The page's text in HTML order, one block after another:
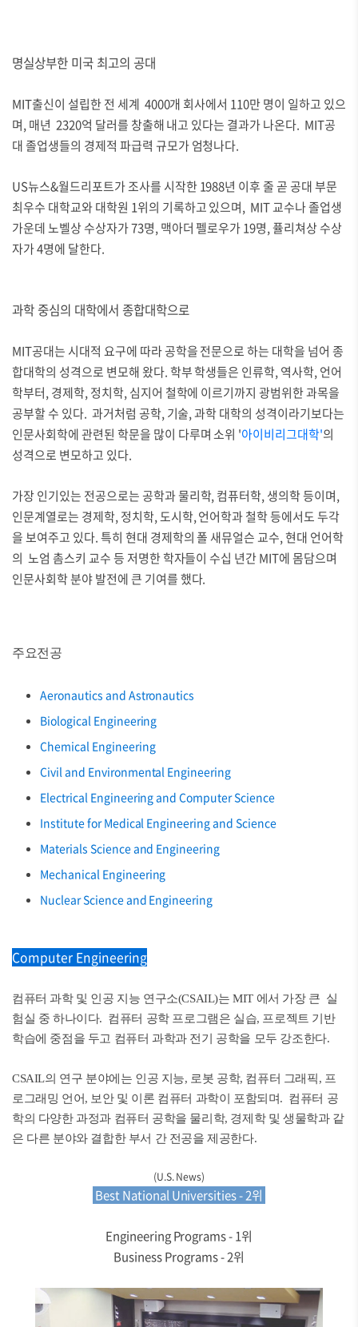
명실상부한 미국 최고의 공대
MIT출신이 설립한 전 세계 4000개 회사에서 110만 명이 일하고 있으
며, 매년 2320억 달러를 창출해 내고 있다는 결과가 나온다. MIT공
대 졸업생들의 경제적 파급력 규모가 엄청나다.
US뉴스&월드리포트가 조사를 시작한 1988년 이후 줄 곧 공대 부문
최우수 대학교와 대학원 1위의 기록하고 있으며, MIT 교수나 졸업생
가운데 노벨상 수상자가 73명, 맥아더 펠로우가 19명, 퓰리쳐상 수상
자가 4명에 달한다.
과학 중심의 대학에서 종합대학으로
MIT공대는 시대적 요구에 따라 공학을 전문으로 하는 대학을 넘어 종
합대학의 성격으로 변모해 왔다. 학부 학생들은 인류학, 역사학, 언어
학부터, 경제학, 정치학, 심지어 철학에 이르기까지 광범위한 과목을
공부할 수 있다. 과거처럼 공학, 기술, 과학 대학의 성격이라기보다는
인문사회학에 관련된 학문을 많이 다루며 소위 '아이비리그대학'의
성격으로 변모하고 있다.
가장 인기있는 전공으로는 공학과 물리학, 컴퓨터학, 생의학 등이며,
인문계열로는 경제학, 정치학, 도시학, 언어학과 철학 등에서도 두각
을 보여주고 있다. 특히 현대 경제학의 폴 새뮤얼슨 교수, 현대 언어학
의 노엄 촘스키 교수 등 저명한 학자들이 수십 년간 MIT에 몸담으며
인문사회학 분야 발전에 큰 기여를 했다.
주요전공
Aeronautics and Astronautics
Biological Engineering
Chemical Engineering
Civil and Environmental Engineering
Electrical Engineering and Computer Science
Institute for Medical Engineering and Science
Materials Science and Engineering
Mechanical Engineering
Nuclear Science and Engineering
Computer Engineering
컴퓨터 과학 및 인공 지능 연구소(CSAIL)는 MIT 에서 가장 큰 실
험실 중 하나이다. 컴퓨터 공학 프로그램은 실습, 프로젝트 기반
학습에 중점을 두고 컴퓨터 과학과 전기 공학을 모두 강조한다.
CSAIL의 연구 분야에는 인공 지능, 로봇 공학, 컴퓨터 그래픽, 프
로그래밍 언어, 보안 및 이론 컴퓨터 과학이 포함되며. 컴퓨터 공
학의 다양한 과정과 컴퓨터 공학을 물리학, 경제학 및 생물학과 같
은 다른 분야와 결합한 부서 간 전공을 제공한다.
(U.S. News)
Best National Universities - 2위
Engineering Programs - 1위
Business Programs - 2위